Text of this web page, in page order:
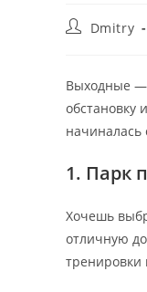
АвторDmitry
Выходные —
обстановку
начиналась
1. Парк
Хочешь
отличную
тренировки